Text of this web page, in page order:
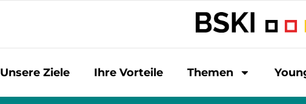
Unsere Ziele Ihre Vorteile Themen